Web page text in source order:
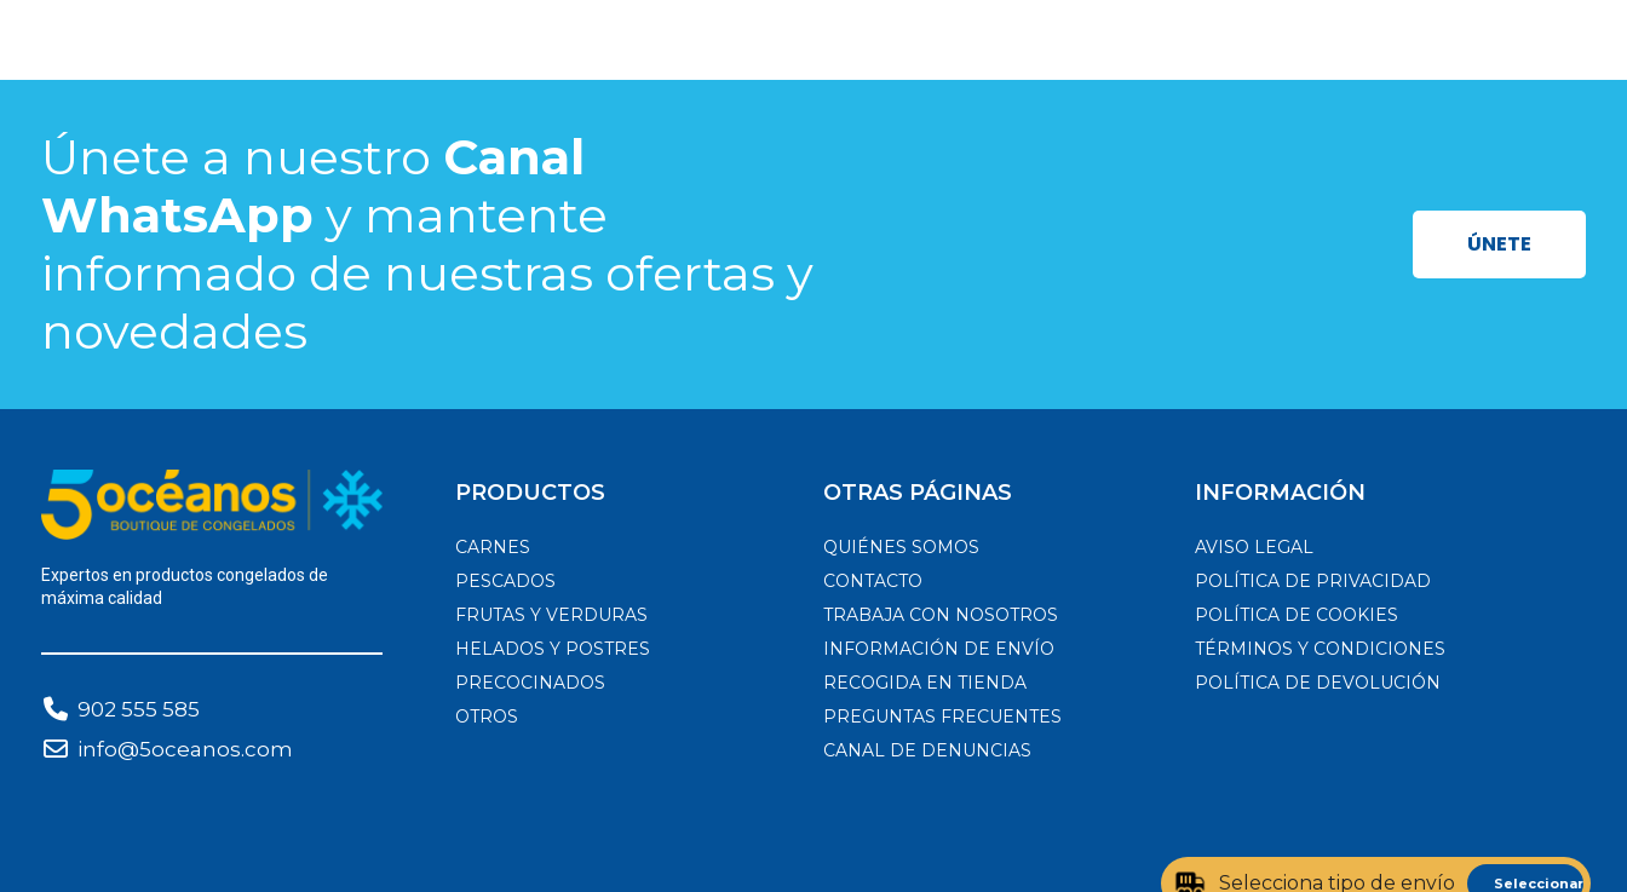
Selecciona tipo de envío Seleccionar
Únete a nuestro Canal
WhatsApp y mantente
informado de nuestras ofertas y
novedades​
ÚNETE
Expertos en productos congelados de
máxima calidad
902 555 585
info@5oceanos.com
PRODUCTOS
CARNES
PESCADOS
FRUTAS Y VERDURAS
HELADOS Y POSTRES
PRECOCINADOS
OTROS
OTRAS PÁGINAS
QUIÉNES SOMOS
CONTACTO
TRABAJA CON NOSOTROS
INFORMACIÓN DE ENVÍO
RECOGIDA EN TIENDA
PREGUNTAS FRECUENTES
CANAL DE DENUNCIAS
INFORMACIÓN
AVISO LEGAL
POLÍTICA DE PRIVACIDAD
POLÍTICA DE COOKIES
TÉRMINOS Y CONDICIONES
POLÍTICA DE DEVOLUCIÓN